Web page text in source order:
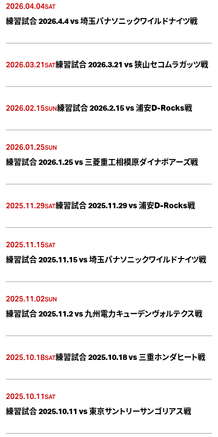
2026.04.04SAT
練習試合 2026.4.4 vs 埼玉パナソニックワイルドナイツ戦
2026.03.21SAT練習試合 2026.3.21 vs 狭山セコムラガッツ戦
2026.02.15SUN練習試合 2026.2.15 vs 浦安D-Rocks戦
2026.01.25SUN
練習試合 2026.1.25 vs 三菱重工相模原ダイナボアーズ戦
2025.11.29SAT練習試合 2025.11.29 vs 浦安D-Rocks戦
2025.11.15SAT
練習試合 2025.11.15 vs 埼玉パナソニックワイルドナイツ戦
2025.11.02SUN
練習試合 2025.11.2 vs 九州電力キューデンヴォルテクス戦
2025.10.18SAT練習試合 2025.10.18 vs 三重ホンダヒート戦
2025.10.11SAT
練習試合 2025.10.11 vs 東京サントリーサンゴリアス戦